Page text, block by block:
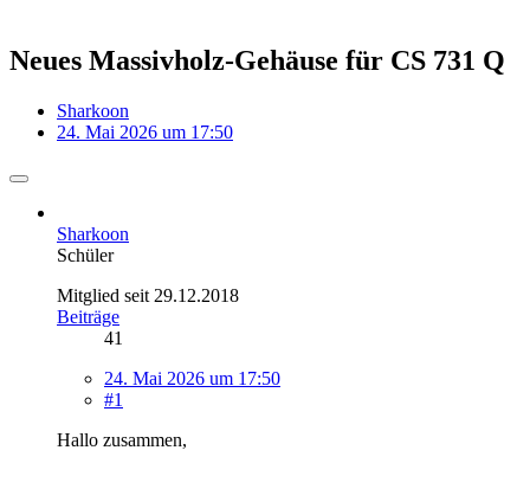
Neues Massivholz-Gehäuse für CS 731 Q
Sharkoon
24. Mai 2026 um 17:50
Sharkoon
Schüler
Mitglied seit 29.12.2018
Beiträge
41
24. Mai 2026 um 17:50
#1
Hallo zusammen,